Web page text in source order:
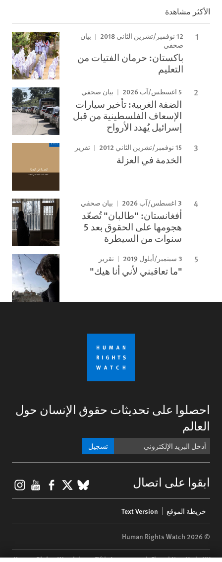
الأكثر مشاهدة
12 نوفمبر/تشرين الثاني 2018
بيان
صحفي
باكستان: حرمان الفتيات من
التعليم
5 اغسطس/آب 2026 بيان صحفي
الضفة الغربية: تأخير سيارات
الإسعاف الفلسطينية من قبل
إسرائيل يُهدد الأرواح
15 نوفمبر/تشرين الثاني 2012 تقرير
الخدمة في العزلة
3 اغسطس/آب 2026 بيان صحفي
أفغانستان: "طالبان" تُصعّد
هجومها على الحقوق بعد 5
سنوات من السيطرة
3 سبتمبر/أيلول 2019 تقرير
"ما تعاقبني لأني أنا هيك"
احصلوا على تحديثات حقوق الإنسان حول
العالم
تسجيل
ابقوا على اتصال BlueSky
X
menu
خريطة الموقع Text Version
© 2026 Human Rights Watch
Human Rights Watch| 350 Fifth Avenue, 34th Floor | New York,NY